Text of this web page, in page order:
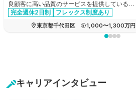
良顧客に高い品質のサービスを提供しているた
め報酬水準も高く、同時に、リモートワークや
ね備えているため、キャリアとプライベートを
完全週休2日制
フレックス制度あり
育休・産休実績あり
管理職・マネージャー
年間休日120日以上
東京都千代田区 1,000〜1,300万円
キャリアインタビュー